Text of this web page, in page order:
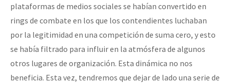
plataformas de medios sociales se habían convertido en
rings de combate en los que los contendientes luchaban
por la legitimidad en una competición de suma cero, y esto
se había filtrado para influir en la atmósfera de algunos
otros lugares de organización. Esta dinámica no nos
beneficia. Esta vez, tendremos que dejar de lado una serie de